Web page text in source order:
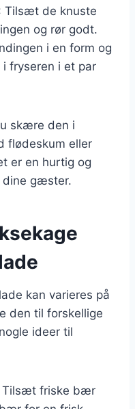
Tilsæt de knuste
og rør godt.
i en form og
fryseren i et par
skære den i
flødeskum eller
er en hurtig og
gæster.
kan varieres på
den til forskellige
ideer til
Tilsæt friske bær